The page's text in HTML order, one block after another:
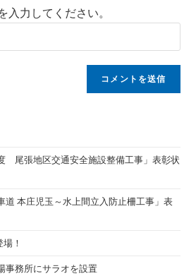
力してください。
尾張地区交通安全施設整備工事」表彰状
道 本庄児玉～水上間立入防止柵工事」表
！
事務所にサラオを設置